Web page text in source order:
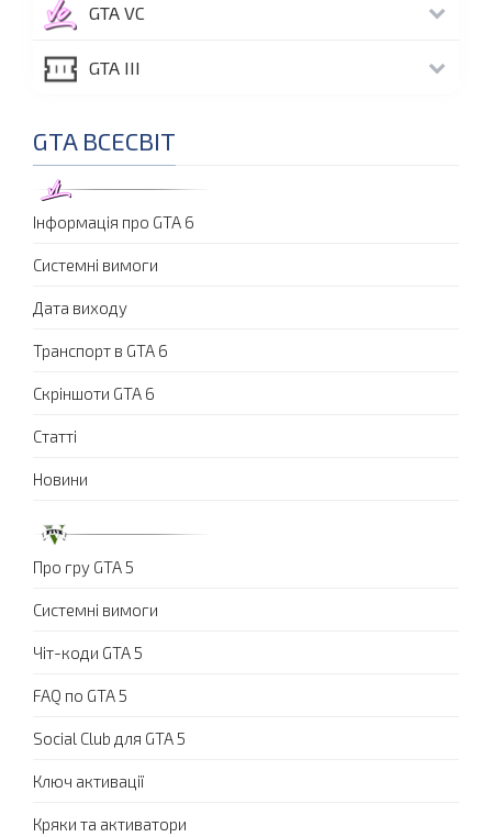
GTA VC
GTA III
GTA ВСЕСВІТ
Інформація про GTA 6
Системні вимоги
Дата виходу
Транспорт в GTA 6
Скріншоти GTA 6
Статті
Новини
Про гру GTA 5
Системні вимоги
Чіт-коди GTA 5
FAQ по GTA 5
Social Club для GTA 5
Ключ активації
Кряки та активатори